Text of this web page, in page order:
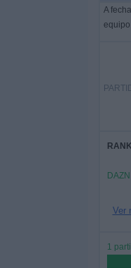
A
equipo
DAZN
Ver
1